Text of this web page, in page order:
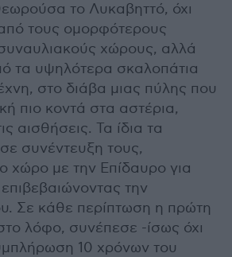
το Λυκαβηττό, όχι
τους ομορφότερους
χώρους, αλλά
τα υψηλότερα σκαλοπάτια
στο διάβα μιας πύλης που
πιο κοντά στα αστέρια,
αισθήσεις. Τα ίδια τα
συνέντευξη τους,
χώρο με την Επίδαυρο για
την
Σε κάθε περίπτωση η πρώτη
λόφο, συνέπεσε -ίσως όχι
10 χρόνων του